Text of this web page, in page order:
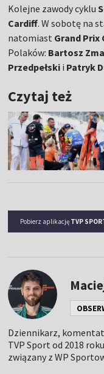
Kolejne zawody cyklu
Cardiff. W sobotę na
natomiast Grand Prix
Polaków: Bartosz
Przedpełski i Patryk
Czytaj też
Pobierz aplikację TVP
Dziennikarz,
TVP Sport od 2018
związany z WP